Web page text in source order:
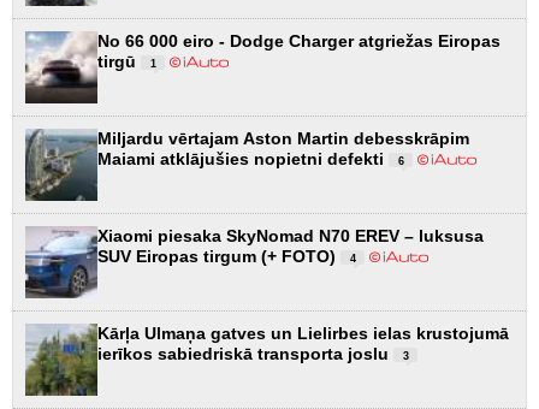
No 66 000 eiro - Dodge Charger atgriežas Eiropas
tirgū
1
Miljardu vērtajam Aston Martin debesskrāpim
Maiami atklājušies nopietni defekti
6
Xiaomi piesaka SkyNomad N70 EREV – luksusa
SUV Eiropas tirgum (+ FOTO)
4
Kārļa Ulmaņa gatves un Lielirbes ielas krustojumā
ierīkos sabiedriskā transporta joslu
3